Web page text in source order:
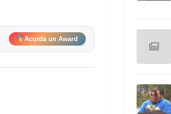
Acorda un Award